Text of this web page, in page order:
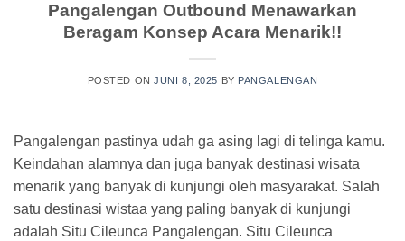
Pangalengan Outbound Menawarkan
Beragam Konsep Acara Menarik!!
POSTED ONJUNI 8, 2025 BY PANGALENGAN
Pangalengan pastinya udah ga asing lagi di telinga kamu.
Keindahan alamnya dan juga banyak destinasi wisata
menarik yang banyak di kunjungi oleh masyarakat. Salah
satu destinasi wistaa yang paling banyak di kunjungi
adalah Situ Cileunca Pangalengan. Situ Cileunca